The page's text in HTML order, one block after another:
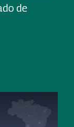
de